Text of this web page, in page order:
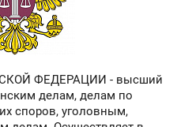
ФЕДЕРАЦИИ - высший
делам, делам по
споров, уголовным,